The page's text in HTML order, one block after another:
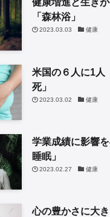
「森林浴」
2023.03.03 健康
米国の６人に1人
死」
2023.03.02 健康
学業成績に影響
睡眠」
2023.02.27 健康
心の豊かさに大